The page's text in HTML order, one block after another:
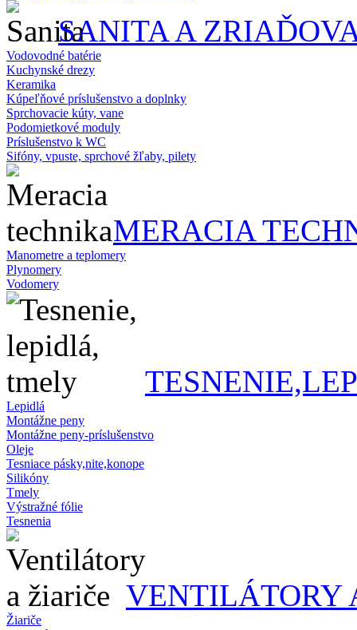
SANITA A
Vodovodné batérie
Kuchynské drezy
Keramika
Kúpeľňové príslušenstvo a doplnky
Sprchovacie kúty, vane
Podomietkové moduly
Príslušenstvo k WC
Sifóny, vpuste, sprchové žľaby, pilety
MERACIA
Manometre a teplomery
Plynomery
Vodomery
Lepidlá
Montážne peny
Montážne peny-príslušenstvo
Oleje
Tesniace pásky,nite,konope
Silikóny
Tmely
Výstražné fólie
Tesnenia
VENTILÁTORY
Žiariče